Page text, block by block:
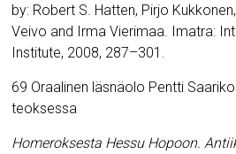
by: Robert S. Hatten, Pirjo
Veivo and Irma Vierimaa. Imatra:
Institute, 2008, 287–301.
69 Oraalinen läsnäolo Pentti
teoksessa
Homeroksesta Hessu Hopoon.